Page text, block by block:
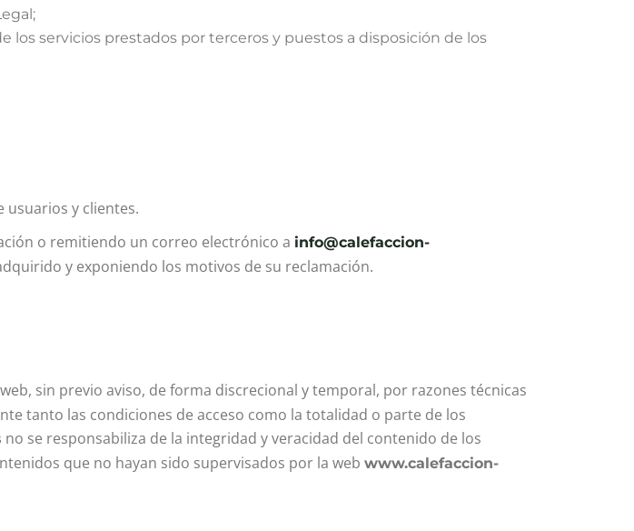
servicios prestados por terceros y puestos a disposición de los
usuarios y clientes.
o remitiendo un correo electrónico a info@calefaccion-
y exponiendo los motivos de su reclamación.
sin previo aviso, de forma discrecional y temporal, por razones técnicas
tanto las condiciones de acceso como la totalidad o parte de los
no se responsabiliza de la integridad y veracidad del contenido de los
que no hayan sido supervisados por la web www.calefaccion-